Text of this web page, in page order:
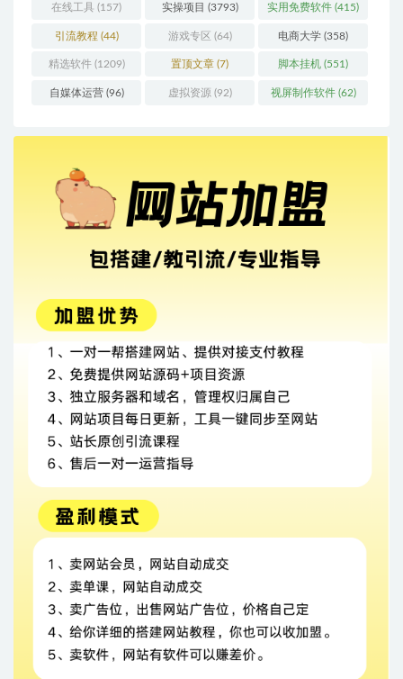
在线工具 (157) 实操项目 (3793) 实用免费软件 (415)
引流教程 (44) 游戏专区 (64) 电商大学 (358)
精选软件(1209) 置顶文章 (7) 脚本挂机 (551)
自媒体运营(96) 虚拟资源 (92) 视屏制作软件(62)